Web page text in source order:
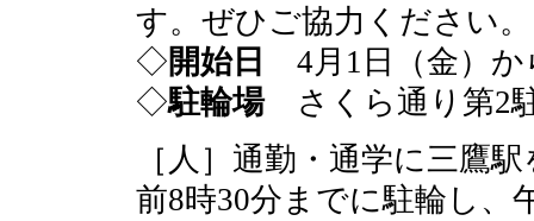
す。ぜひご協力ください。
◇開始日
4月1日（金）か
◇駐輪場さくら通り第2
［人］通勤・通学に三鷹
前8時30分までに駐輪し、